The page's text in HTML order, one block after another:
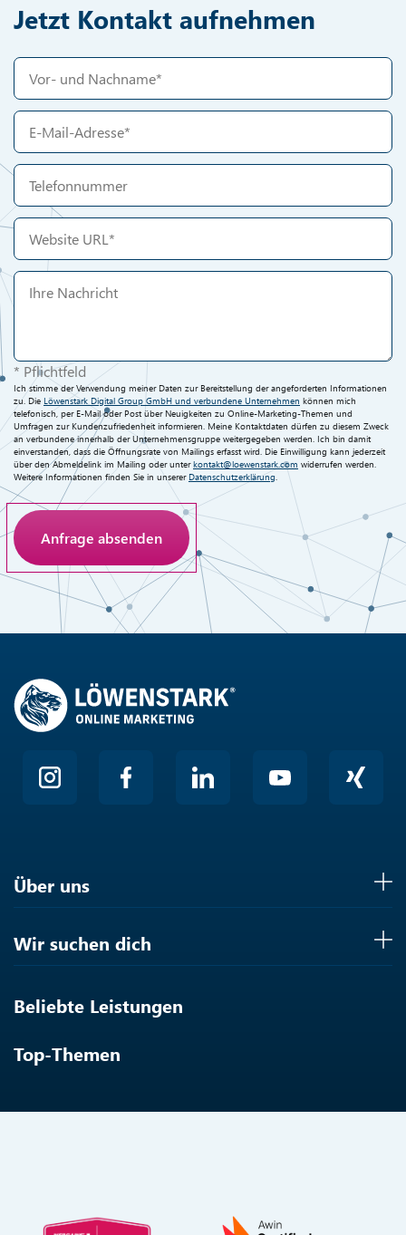
Jetzt Kontakt aufnehmen
* Pflichtfeld
Ich stimme der Verwendung meiner Daten zur Bereitstellung der angeforderten Informationen
zu. Die Löwenstark Digital Group GmbH und verbundene Unternehmen können mich
telefonisch, per E-Mail oder Post über Neuigkeiten zu Online-Marketing-Themen und
Umfragen zur Kundenzufriedenheit informieren. Meine Kontaktdaten dürfen zu diesem Zweck
an verbundene innerhalb der Unternehmensgruppe weitergegeben werden. Ich bin damit
einverstanden, dass die Öffnungsrate von Mailings erfasst wird. Die Einwilligung kann jederzeit
über den Abmeldelink im Mailing oder unterkontakt@loewenstark.com widerrufen werden.
Weitere Informationen finden Sie in unserer Datenschutzerklärung
Anti-Roboter-Verifizierung
Hier klicken
Über uns
Wir suchen dich
Beliebte Leistungen
Top-Themen